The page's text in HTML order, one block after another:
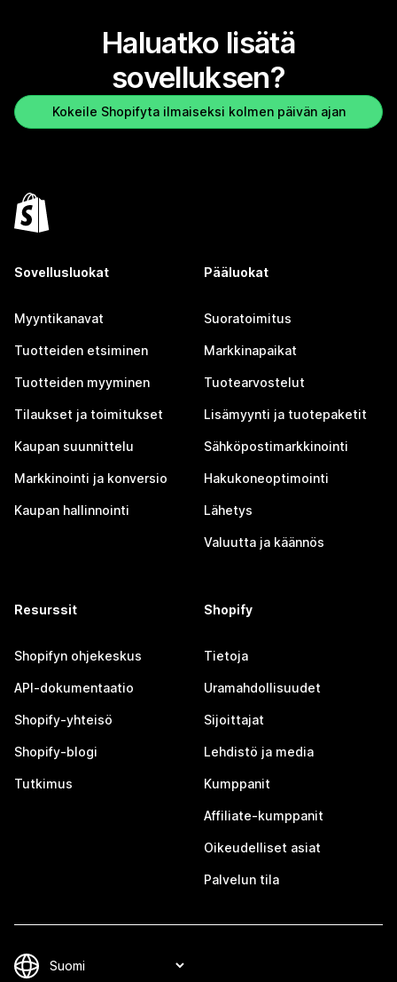
Haluatko lisätä
sovelluksen?
Kokeile Shopifyta ilmaiseksi kolmen päivän ajan
Sovellusluokat
Myyntikanavat
Tuotteiden etsiminen
Tuotteiden myyminen
Tilaukset ja toimitukset
Kaupan suunnittelu
Markkinointi ja konversio
Kaupan hallinnointi
Pääluokat
Suoratoimitus
Markkinapaikat
Tuotearvostelut
Lisämyynti ja tuotepaketit
Sähköpostimarkkinointi
Hakukoneoptimointi
Lähetys
Valuutta ja käännös
Resurssit
Shopifyn ohjekeskus
API-dokumentaatio
Shopify-yhteisö
Shopify-blogi
Tutkimus
Shopify
Tietoja
Uramahdollisuudet
Sijoittajat
Lehdistö ja media
Kumppanit
Affiliate-kumppanit
Oikeudelliset asiat
Palvelun tila